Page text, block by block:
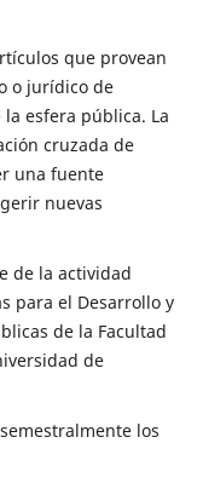
que provean
o jurídico de
esfera pública. La
cruzada de
una fuente
nuevas
de la actividad
para el Desarrollo y
de la Facultad
de
los